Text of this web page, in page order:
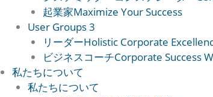
起業家Maximize Your Success
User Groups 3
リーダーHolistic Corporate
ビジネスコーチCorporate Success
私たちについて
私たちについて